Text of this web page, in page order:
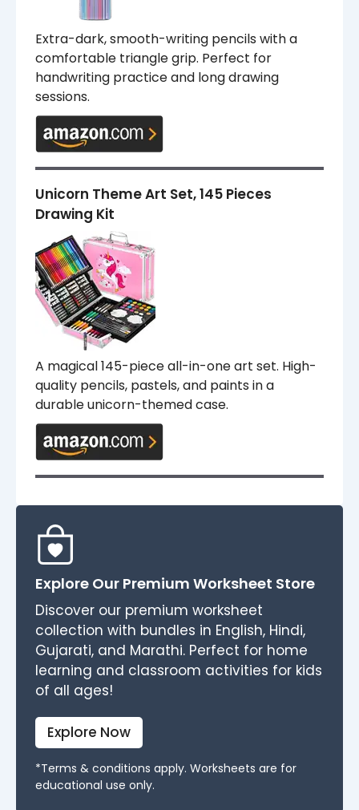
Extra-dark, smooth-writing pencils with a
comfortable triangle grip. Perfect for
handwriting practice and long drawing
sessions.
Unicorn Theme Art Set, 145 Pieces
Drawing Kit
A magical 145-piece all-in-one art set. High-
quality pencils, pastels, and paints in a
durable unicorn-themed case.
Explore Our Premium Worksheet Store
Discover our premium worksheet
collection with bundles in English, Hindi,
Gujarati, and Marathi. Perfect for home
learning and classroom activities for kids
of all ages!
Explore Now
*Terms & conditions apply. Worksheets are for
educational use only.